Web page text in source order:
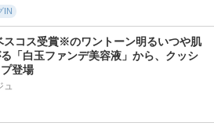
IN
スコス受賞※のワントーン明るいつや肌
「白玉ファンデ美容液」から、クッシ
登場
ュ